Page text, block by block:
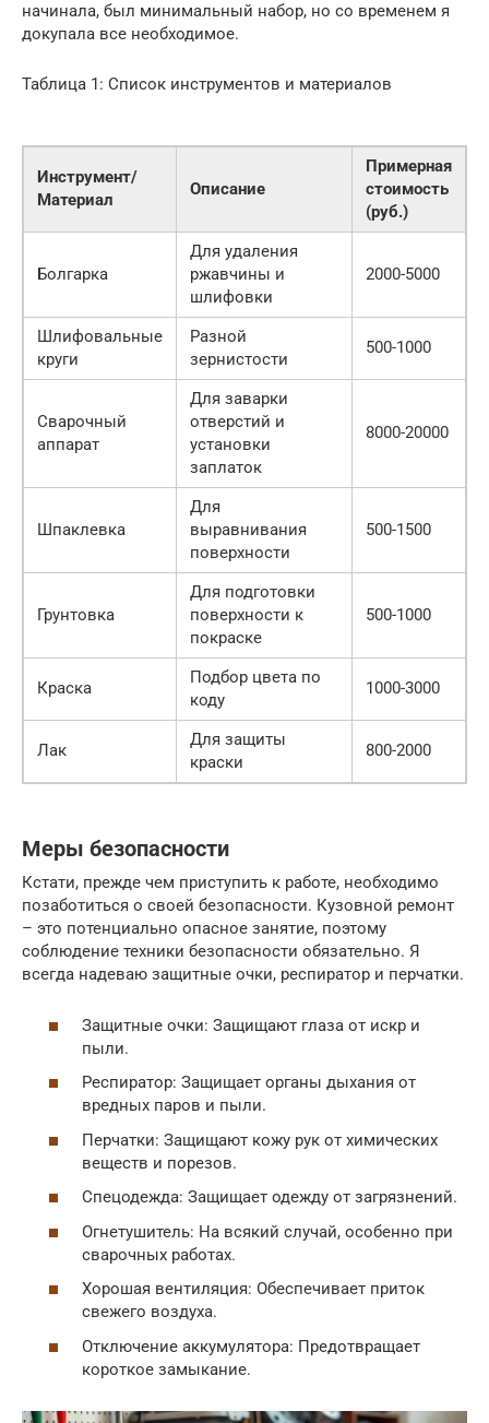
начинала, был минимальный набор, но со временем я
докупала все необходимое.
Таблица 1: Список инструментов и материалов
Инструмент/
Материал
Описание
Примерная
стоимость
(руб.)
Болгарка
Для удаления
ржавчины и
шлифовки
2000-5000
Шлифовальные
круги
Разной
зернистости
500-1000
Сварочный
аппарат
Для заварки
отверстий и
установки
заплаток
8000-20000
Шпаклевка
Для
выравнивания
поверхности
500-1500
Грунтовка
Для подготовки
поверхности к
покраске
500-1000
Краска
Подбор цвета по
коду
1000-3000
Лак
Для защиты
краски
800-2000
Меры безопасности
Кстати, прежде чем приступить к работе, необходимо
позаботиться о своей безопасности. Кузовной ремонт
– это потенциально опасное занятие, поэтому
соблюдение техники безопасности обязательно. Я
всегда надеваю защитные очки, респиратор и перчатки.
Защитные очки: Защищают глаза от искр и
пыли.
Респиратор: Защищает органы дыхания от
вредных паров и пыли.
Перчатки: Защищают кожу рук от химических
веществ и порезов.
Спецодежда: Защищает одежду от загрязнений.
Огнетушитель: На всякий случай, особенно при
сварочных работах.
Хорошая вентиляция: Обеспечивает приток
свежего воздуха.
Отключение аккумулятора: Предотвращает
короткое замыкание.